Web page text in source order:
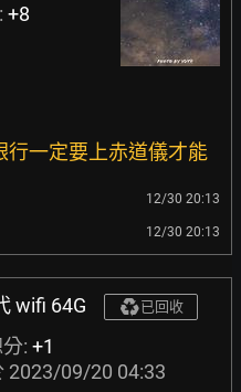
+8
行一定要上赤道儀才能
12/30 20:13
12/30 20:13
wifi 64G 已回收
: +1
2023/09/20 04:33